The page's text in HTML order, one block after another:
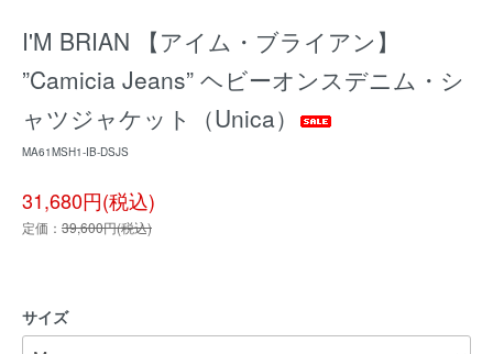
I'M BRIAN 【アイム・ブライアン】
”Camicia Jeans” ヘビーオンスデニム・シ
ャツジャケット（Unica）
MA61MSH1-IB-DSJS
31,680円(税込)
定価： 39,600円(税込)
サイズ